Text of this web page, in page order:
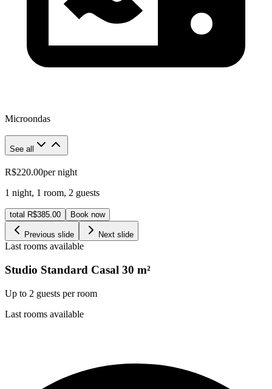
Microondas
See all
R$220.00per night
1 night, 1 room, 2 guests
total R$385.00 Book now
Previous slide Next slide
Last rooms available
Studio Standard Casal 30 m²
Up to 2 guests per room
Last rooms available